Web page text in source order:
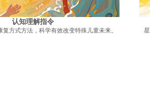
认知理解指令
方式方法，科学有效改变特殊儿童未来。